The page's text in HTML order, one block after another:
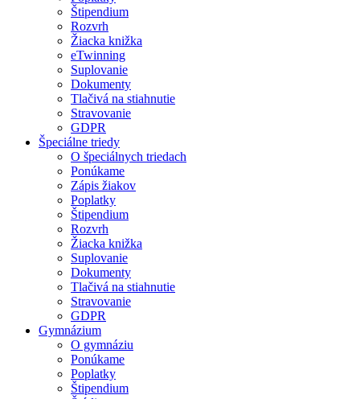
Štipendium
Rozvrh
Žiacka knižka
eTwinning
Suplovanie
Dokumenty
Tlačivá na stiahnutie
Stravovanie
GDPR
Špeciálne triedy
O špeciálnych triedach
Ponúkame
Zápis žiakov
Poplatky
Štipendium
Rozvrh
Žiacka knižka
Suplovanie
Dokumenty
Tlačivá na stiahnutie
Stravovanie
GDPR
Gymnázium
O gymnáziu
Ponúkame
Poplatky
Štipendium